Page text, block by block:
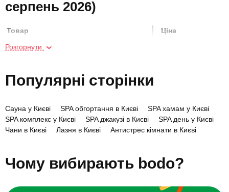
серпень 2026)
Товар Ціна
Екскурсія на екоферму з дегустацією
Екскурсія на екоферму з дегустацією
для двох
900 грн
Екскурсія до Дому Хаскі для двох 3000 грн
Екскурсія на екоферму з дегустацією
1800 грн
Розгорнути
Популярні сторінки
Сауна у Києві SPA обгортання в Києві
SPA хамам у Києві
SPA комплекс у Києві
SPA джакузі в Києві
SPA день у Києві
Чани в Києві
Лазня в Києві
Антистрес кімнати в Києві
Чому вибирають bodo?